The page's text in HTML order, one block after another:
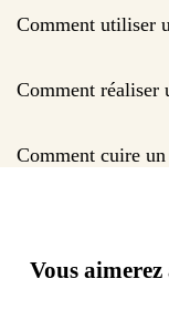
Comment utiliser
Comment réaliser
Comment cuire
Vous aimerez